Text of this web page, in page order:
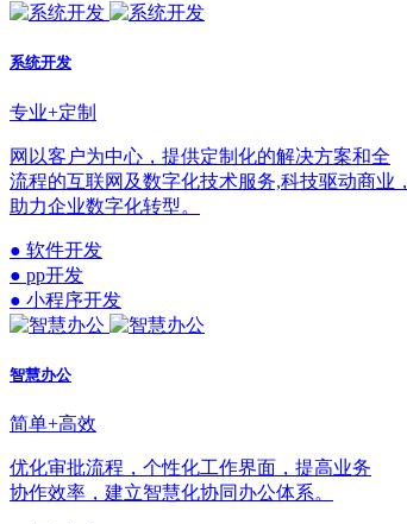
系统开发
专业+定制
网以客户为中心，提供定制化的解决方案和全
流程的互联网及数字化技术服务,科技驱动商业，
助力企业数字化转型。
● 软件开发
● pp开发
● 小程序开发
智慧办公
简单+高效
优化审批流程，个性化工作界面，提高业务
协作效率，建立智慧化协同办公体系。